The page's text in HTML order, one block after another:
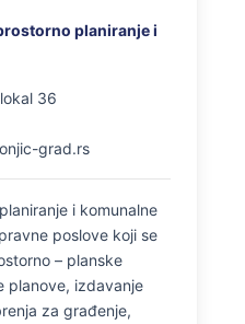
planiranje i
36
grad.rs
i komunalne
poslove koji se
– planske
planove, izdavanje
za građenje,